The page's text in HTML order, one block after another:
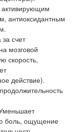
активирующим
антиоксидантным
счет
мозговой
скорость,
действие).
боль, ощущение